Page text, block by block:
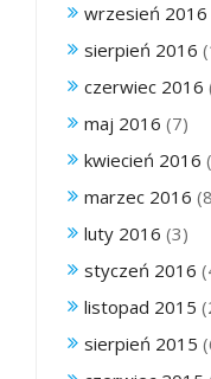
wrzesień 2016
sierpień 2016
czerwiec 2016
maj 2016 (7)
kwiecień 2016
marzec 2016
luty 2016 (3)
styczeń 2016
listopad 2015
sierpień 2015